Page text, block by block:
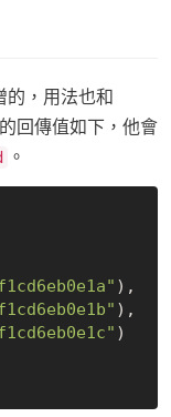
的，用法也和
回傳值如下，他會
。
),
),
)